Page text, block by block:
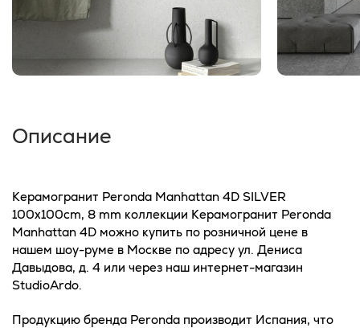
Описание
Керамогранит Peronda Manhattan 4D SILVER
100x100cm, 8 mm коллекции Керамогранит Peronda
Manhattan 4D можно купить по розничной цене в
нашем шоу-руме в Москве по адресу ул. Дениса
Давыдова, д. 4 или через наш интернет-магазин
StudioArdo.
Продукцию бренда Peronda производит Испания, что